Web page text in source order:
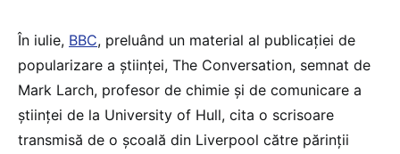
În iulie, BBC, preluând un material al publicației de
popularizare a științei, The Conversation, semnat de
Mark Larch, profesor de chimie și de comunicare a
științei de la University of Hull, cita o scrisoare
transmisă de o școală din Liverpool către părinții